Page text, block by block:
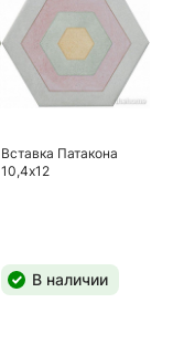
Вставка Патакона
10,4х12
В наличии